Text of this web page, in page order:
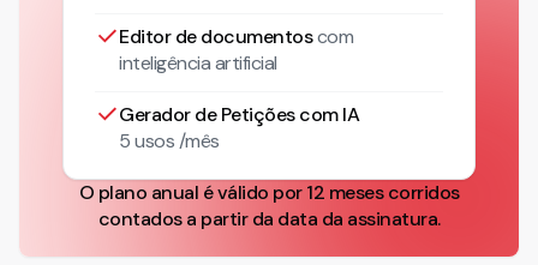
Editor de documentoscom
inteligência artificial
Gerador de Petições com IA
5 usos /mês
O plano anual é válido por 12 meses corridos
contados a partir da data da assinatura.